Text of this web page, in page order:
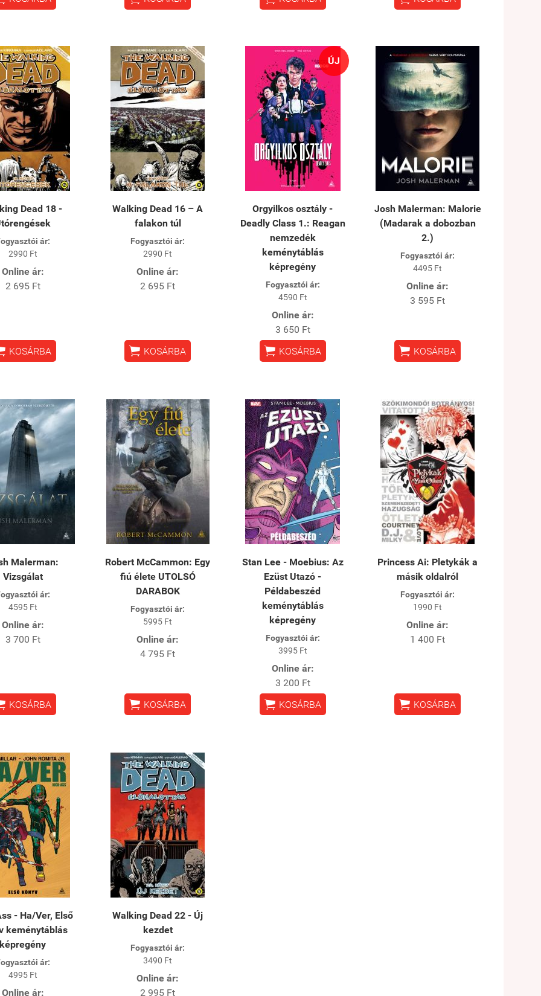
Dead 18 -
ár:
2990 Ft
Online ár:
2 695 Ft
KOSÁRBA
​Walking Dead 16 – A
falakon túl
Fogyasztói ár:
2990 Ft
Online ár:
2 695 Ft
 KOSÁRBA
ÚJ
Orgyilkos osztály -
Deadly Class 1.: Reagan
nemzedék
keménytáblás
képregény
Fogyasztói ár:
4590 Ft
Online ár:
3 650 Ft
 KOSÁRBA
Josh Malerman: Malorie
(Madarak a dobozban
2.)
Fogyasztói ár:
4495 Ft
Online ár:
3 595 Ft
 KOSÁRBA
Malerman:
Vizsgálat
ár:
4595 Ft
Online ár:
3 700 Ft
KOSÁRBA
Robert McCammon: Egy
fiú élete UTOLSÓ
DARABOK
Fogyasztói ár:
5995 Ft
Online ár:
4 795 Ft
 KOSÁRBA
Stan Lee - Moebius: Az
Ezüst Utazó -
Példabeszéd
keménytáblás
képregény
Fogyasztói ár:
3995 Ft
Online ár:
3 200 Ft
 KOSÁRBA
Princess Ai: Pletykák a
másik oldalról
Fogyasztói ár:
1990 Ft
Online ár:
1 400 Ft
 KOSÁRBA
- Ha/Ver, Első
keménytáblás
képregény
ár:
4995 Ft
Online ár:
Walking Dead 22 - Új
kezdet
Fogyasztói ár:
3490 Ft
Online ár:
2 995 Ft